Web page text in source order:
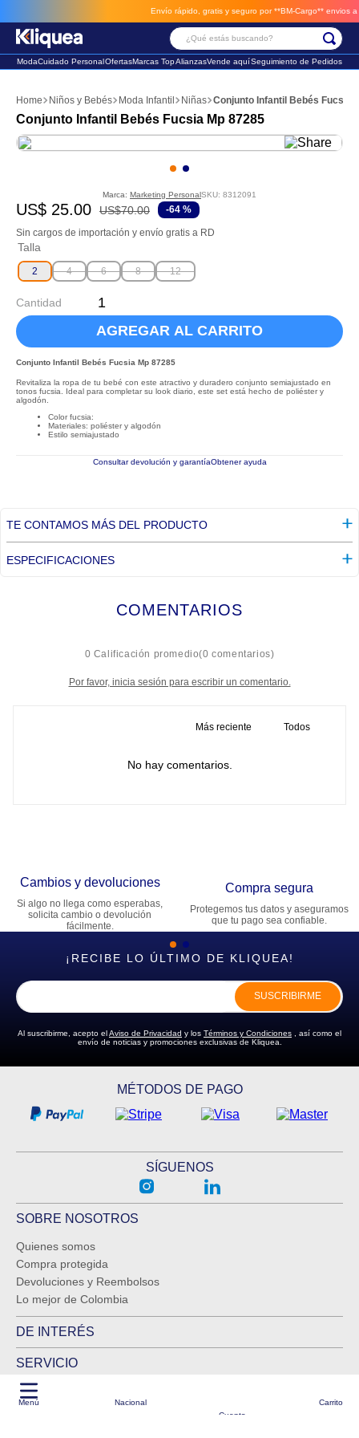
Envío rápido, gratis y seguro por **BM-Cargo** envios a través de BM-Cargo
¿Qué estás buscando?
ModaCuidado PersonalOfertasMarcas TopAlianzasVende aquíSeguimiento de Pedidos
Menú
Nacional
Cuenta
Carrito
Niños y Bebés Moda Infantil Niñas Conjunto Infantil Bebés Fucsia
Conjunto Infantil Bebés Fucsia Mp 87285
Marca: Marketing PersonalSKU: 8312091
US$ 25.00 US$70.00 -64 %
Sin cargos de importación y envío gratis a RD
Talla
2 4 6 8 12
Cantidad
AGREGAR AL CARRITO
Conjunto Infantil Bebés Fucsia Mp 87285
Revitaliza la ropa de tu bebé con este atractivo y duradero conjunto semiajustado en
tonos fucsia. Ideal para completar su look diario, este set está hecho de poliéster y
algodón.
Color fucsia:
Materiales: poliéster y algodón
Estilo semiajustado
Consultar devolución y garantíaObtener ayuda
TE CONTAMOS MÁS DEL PRODUCTO
ESPECIFICACIONES
COMENTARIOS
0 Calificación promedio(0 comentarios)
Por favor, inicia sesión para escribir un comentario.
Más reciente Todos
No hay comentarios.
Cambios y devoluciones
Si algo no llega como esperabas,
solicita cambio o devolución
fácilmente.
Compra segura
Protegemos tus datos y aseguramos
que tu pago sea confiable.
¡RECIBE LO ÚLTIMO DE KLIQUEA!
SUSCRIBIRME
Al suscribirme, acepto elAviso de Privacidad y los Términos y Condiciones , así como el
envío de noticias y promociones exclusivas de Kliquea.
MÉTODOS DE PAGO
SÍGUENOS
SOBRE NOSOTROS
Quienes somos
Compra protegida
Devoluciones y Reembolsos
Lo mejor de Colombia
DE INTERÉS
SERVICIO
Logística garantizada por BmCargo como partner
2. faldas